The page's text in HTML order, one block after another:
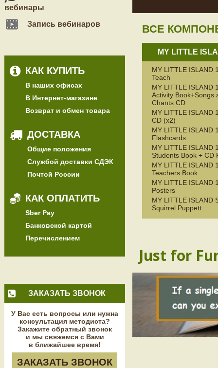
вебинары
Запись вебинаров
КАК КУПИТЬ
В наших офисах
В Интернет-магазине
Возврат и обмен товара
ДОСТАВКА
Общие положения
Службой доставки СДЭК
Почтой России
КАК ОПЛАТИТЬ
Sber Pay
Банковской картой
Перечислением
ЗАКАЗАТЬ ЗВОНОК
У Вас есть вопросы или нужна
консультация методиста?
Закажите обратный звонок
и мы свяжемся с Вами
в ближайшее время!
ЗАКАЗАТЬ ЗВОНОК
ВСЕ
MY LITTLE
MY LITTLE ISLAND
Teach
MY LITTLE ISLAND
Activity Book+Songs
Chants CD
MY LITTLE ISLAND
CD (x2)
MY LITTLE ISLAND
Flashcards
MY LITTLE ISLAND
Students Book + CD
MY LITTLE ISLAND
Teachers Book
MY LITTLE ISLAND
Posters
MY LITTLE ISLAND
Squirrel Puppett
Just for